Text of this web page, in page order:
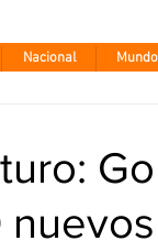
Nacional Mundo